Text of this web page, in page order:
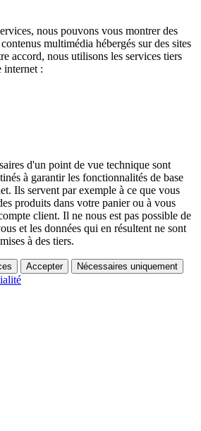
nous pouvons vous montrer des
multimédia hébergés sur des sites
accord, nous utilisons les services tiers
internet :
d'un point de vue technique sont
à garantir les fonctionnalités de base
Ils servent par exemple à ce que vous
produits dans votre panier ou à vous
client. Il ne nous est pas possible de
et les données qui en résultent ne sont
à des tiers.
Accepter Nécessaires uniquement